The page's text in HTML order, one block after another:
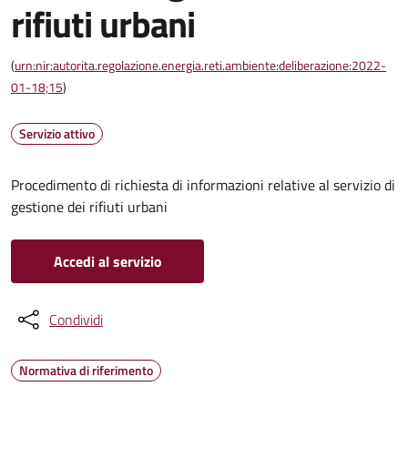
rifiuti urbani
(urn:nir:autorita.regolazione.energia.reti.ambiente:deliberazione:2022-
01-18;15)
Servizio attivo
Procedimento di richiesta di informazioni relative al servizio di
gestione dei rifiuti urbani
Accedi al servizio
Condividi
Normativa di riferimento